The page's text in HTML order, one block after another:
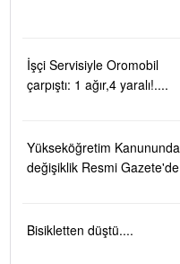
İşçi Servisiyle Oromobil
çarpıştı: 1 ağır,4 yaralı!....
Yükseköğretim Kanununda
değişiklik Resmi Gazete'de
Bisikletten düştü....